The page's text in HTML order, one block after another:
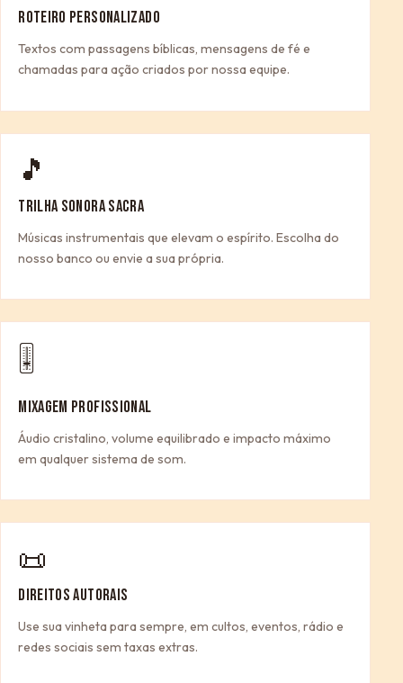
ROTEIRO PERSONALIZADO
Textos com passagens bíblicas, mensagens de fé e
chamadas para ação criados por nossa equipe.
🎵
TRILHA SONORA SACRA
Músicas instrumentais que elevam o espírito. Escolha do
nosso banco ou envie a sua própria.
🎚
MIXAGEM PROFISSIONAL
Áudio cristalino, volume equilibrado e impacto máximo
em qualquer sistema de som.
📜
DIREITOS AUTORAIS
Use sua vinheta para sempre, em cultos, eventos, rádio e
redes sociais sem taxas extras.